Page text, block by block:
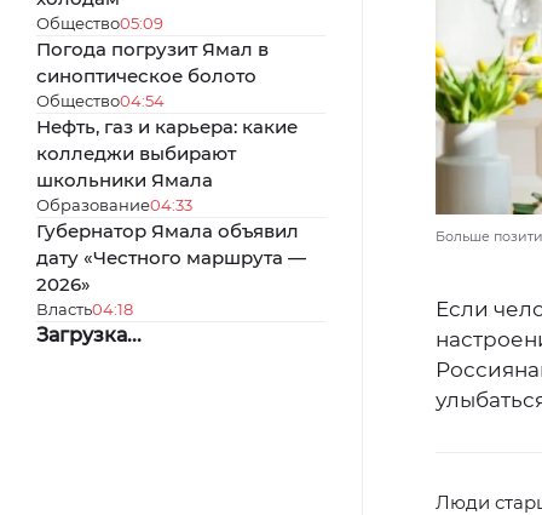
Общество05:09
Погода погрузит Ямал в
синоптическое болото
Общество04:54
Нефть, газ и карьера: какие
колледжи выбирают
школьники Ямала
Образование04:33
Губернатор Ямала объявил
дату «Честного маршрута —
2026»
Власть04:18
Загрузка...
Больше
Если
Люди